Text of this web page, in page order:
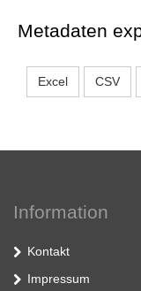
Metadaten
Excel CSV
Information
Kontakt
Impressum